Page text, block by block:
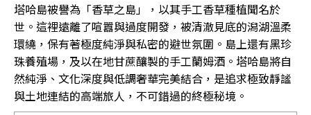
塔哈島被譽為「香草之島」，以其手工香草種植聞名於
世。這裡遠離了喧囂與過度開發，被清澈見底的潟湖溫柔
環繞，保有著極度純淨與私密的避世氛圍。島上還有黑珍
珠養殖場，及以在地甘蔗釀製的手工蘭姆酒。塔哈島將自
然純淨、文化深度與低調奢華完美結合，是追求極致靜謐
與土地連結的高端旅人，不可錯過的終極秘境。